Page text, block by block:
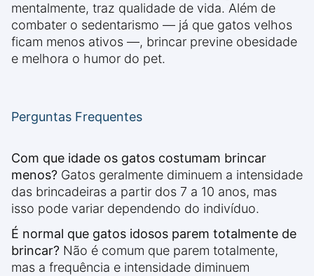
mentalmente, traz qualidade de vida. Além de
combater o sedentarismo — já que gatos velhos
ficam menos ativos —, brincar previne obesidade
e melhora o humor do pet.
Perguntas Frequentes
Com que idade os gatos costumam brincar
menos? Gatos geralmente diminuem a intensidade
das brincadeiras a partir dos 7 a 10 anos, mas
isso pode variar dependendo do indivíduo.
É normal que gatos idosos parem totalmente de
brincar? Não é comum que parem totalmente,
mas a frequência e intensidade diminuem